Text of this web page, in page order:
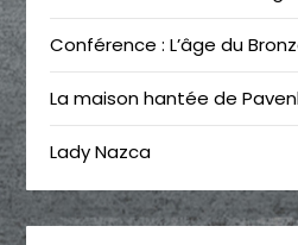
Conférence : L’âge du
La maison hantée de
Lady Nazca